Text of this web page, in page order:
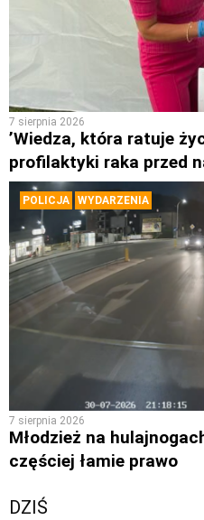
7 sierpnia 2026
’Wiedza, która ratuje
profilaktyki raka przed
POLICJA WYDARZENIA
7 sierpnia 2026
Młodzież na
częściej łamie prawo
DZIŚ